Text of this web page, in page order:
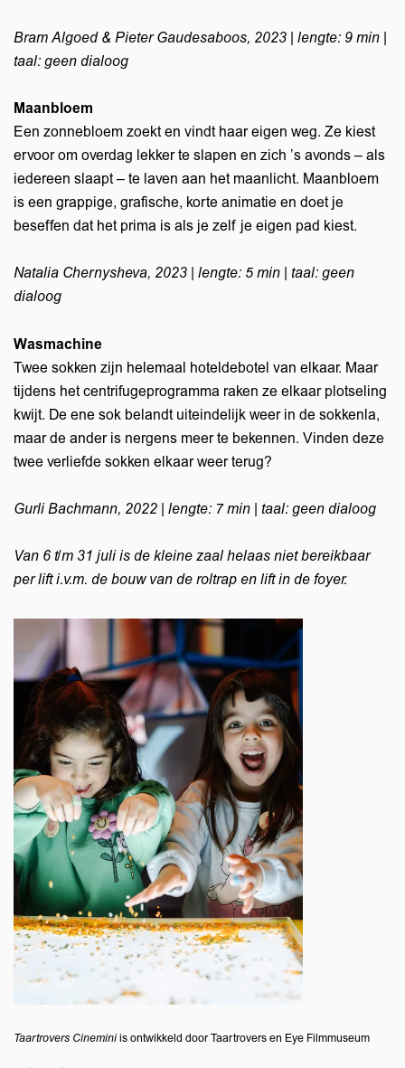
Bram Algoed & Pieter Gaudesaboos, 2023 | lengte: 9 min |
taal: geen dialoog
Maanbloem
Een zonnebloem zoekt en vindt haar eigen weg. Ze kiest
ervoor om overdag lekker te slapen en zich ’s avonds – als
iedereen slaapt – te laven aan het maanlicht. Maanbloem
is een grappige, grafische, korte animatie en doet je
beseffen dat het prima is als je zelf je eigen pad kiest.
Natalia Chernysheva, 2023 | lengte: 5 min | taal: geen
dialoog
Wasmachine
Twee sokken zijn helemaal hoteldebotel van elkaar. Maar
tijdens het centrifugeprogramma raken ze elkaar plotseling
kwijt. De ene sok belandt uiteindelijk weer in de sokkenla,
maar de ander is nergens meer te bekennen. Vinden deze
twee verliefde sokken elkaar weer terug?
Gurli Bachmann, 2022 | lengte: 7 min | taal: geen dialoog
Van 6 t/m 31 juli is de kleine zaal helaas niet bereikbaar
per lift i.v.m. de bouw van de roltrap en lift in de foyer.
Taartrovers Cineminiis ontwikkeld door Taartrovers en Eye Filmmuseum